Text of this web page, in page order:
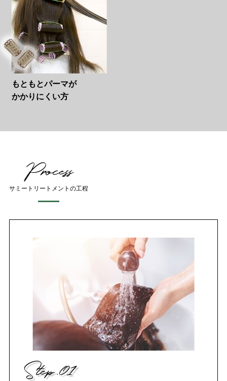
もともとパーマが
かかりにくい方
Process
サミートリートメントの工程
Step.01